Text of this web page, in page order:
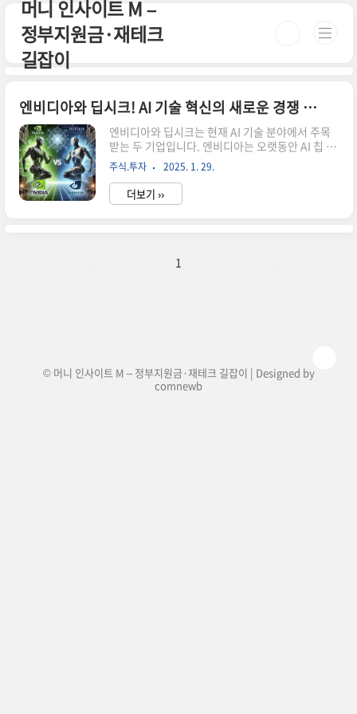
본문 바로가기
머니 인사이트 M –
정부지원금·재테크
길잡이
엔비디아와 딥시크! AI 기술 혁신의 새로운 경쟁 구도
엔비디아와 딥시크는 현재 AI 기술 분야에서 주목
받는 두 기업입니다. 엔비디아는 오랫동안 AI 칩 시
장을 주도해왔고, 딥시크는 최근 저렴한 비용으로
강력한 성능의 AI 모델을 개발하며 주목을 받고 있
습니다.딥시크 공식 홈페이지 바로가기!👆딥시크
AI 모델의 특징오픈소스로 공개되어 누구나 사용하
처 활용엔비디아의 반응최근 딥시크의 R1 모델 발
주식.투자 2025. 1. 29.
더보기 ››
1
© 머니 인사이트 M – 정부지원금·재테크 길잡이 | Designed by
comnewb